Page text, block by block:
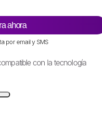
ahora
por email y SMS
con la tecnología